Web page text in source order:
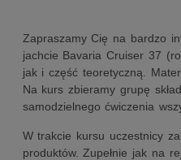
Zapraszamy Cię na bardzo
jachcie Bavaria Cruiser 37
jak i część teoretyczną.
Na kurs zbieramy grupę
samodzielnego ćwiczenia
W trakcie kursu uczestnicy
produktów. Zupełnie jak na